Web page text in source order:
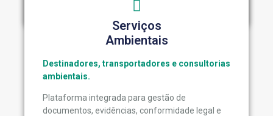
Serviços
Ambientais
Destinadores, transportadores e consultorias
ambientais.
Plataforma integrada para gestão de
documentos, evidências, conformidade legal e